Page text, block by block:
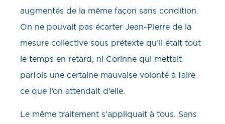
augmentés de la même façon sans condition.
On ne pouvait pas écarter Jean-Pierre de la
mesure collective sous prétexte qu’il était tout
le temps en retard, ni Corinne qui mettait
parfois une certaine mauvaise volonté à faire
ce que l’on attendait d’elle.
Le même traitement s’appliquait à tous. Sans